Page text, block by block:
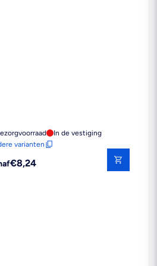
In de vestiging
varianten
€8,24